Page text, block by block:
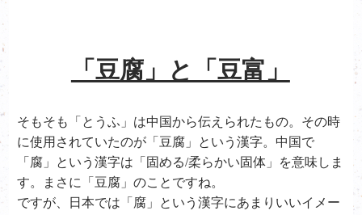
「豆腐」と「豆富」
そもそも「とうふ」は中国から伝えられたもの。その時
に使用されていたのが「豆腐」という漢字。中国で
「腐」という漢字は「固める/柔らかい固体」を意味しま
す。まさに「豆腐」のことですね。
ですが、日本では「腐」という漢字にあまりいいイメー